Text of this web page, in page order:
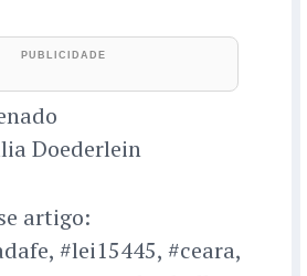
Doederlein
artigo:
#lei15445, #ceara,